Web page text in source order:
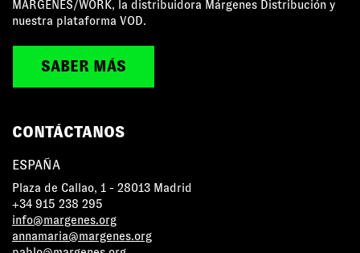
MÁRGENES/WORK, la distribuidora Márgenes Distribución y
nuestra plataforma VOD.
SABER MÁS
CONTÁCTANOS
ESPAÑA
Plaza de Callao, 1 - 28013 Madrid
+34 915 238 295
info@margenes.org
annamaria@margenes.org